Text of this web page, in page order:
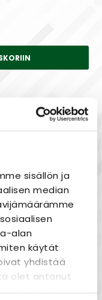
sisällön ja
median
alan
käytät
yhdistää
olet antanut
käyttänyt